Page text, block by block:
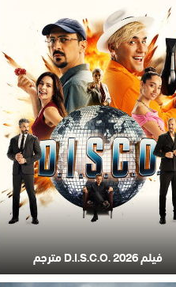
فيلم D.I.S.C.O. 2026 مترجم